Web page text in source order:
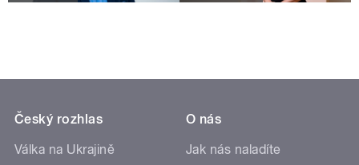
Český rozhlas
Válka na Ukrajině
O nás
Jak nás naladíte